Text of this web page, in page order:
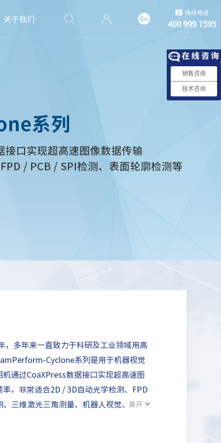
关于我们
热线电话
400 999 7595
多年来一直致力于科研及工业领域用高
Cyclone系列是用于机器视觉
通过CoaXPress数据接口实现超高速图
，非常适合2D / 3D自动光学检测、FPD
三维激光三角测量、机器人视觉、芯片
展开
销售咨询
技术咨询